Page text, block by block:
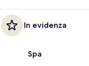
In evidenza
Spa